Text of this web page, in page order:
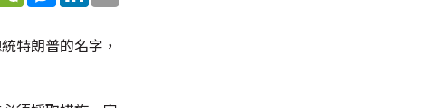
特朗普的名字，